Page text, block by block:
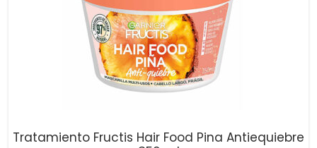
Tratamiento Fructis Hair Food Pina Antiequiebre